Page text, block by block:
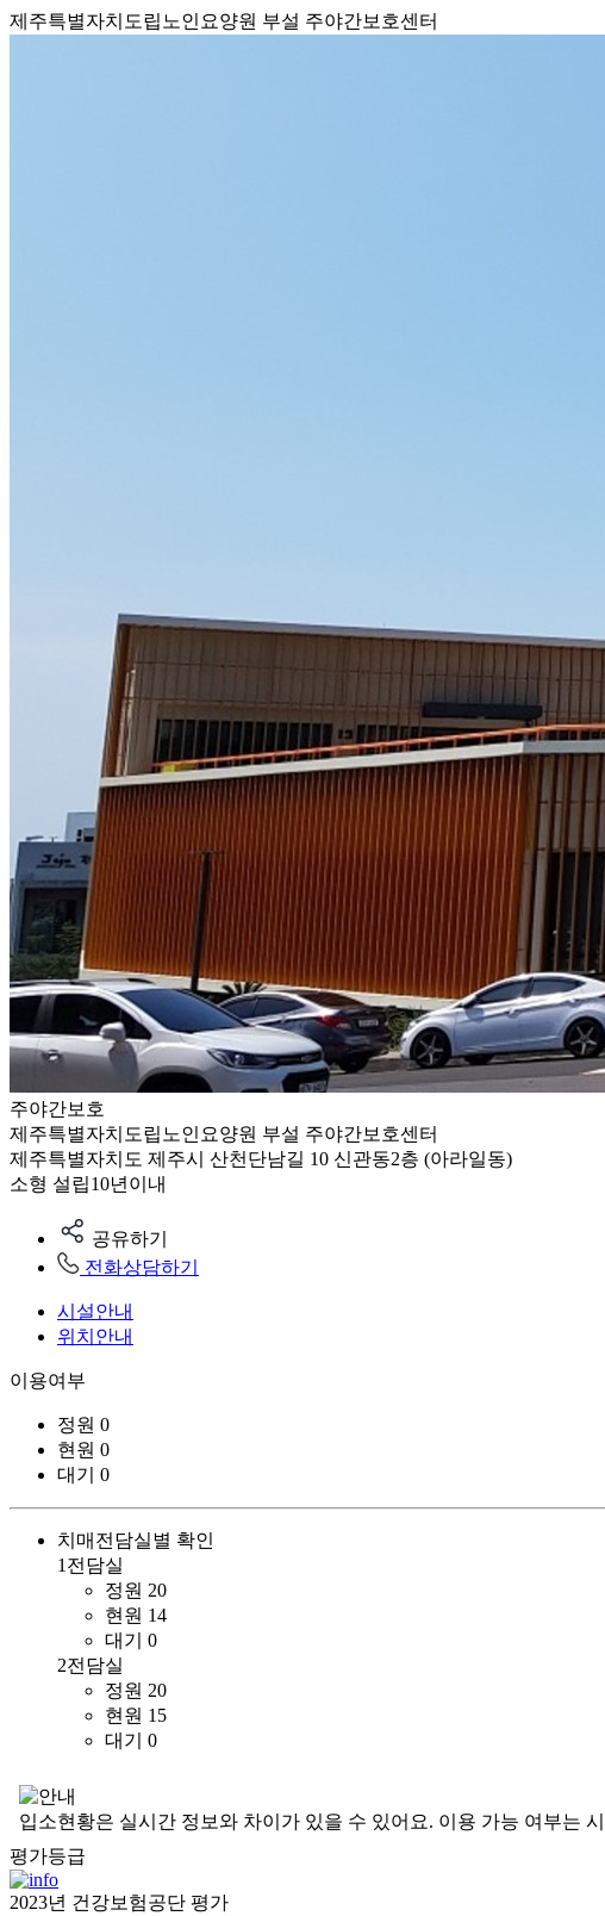
제주특별자치도립노인요양원 부설 주야간보호센터
주야간보호
제주특별자치도립노인요양원 부설 주야간보호센터
제주특별자치도 제주시 산천단남길 10 신관동2층 (아라일동)
소형 설립10년이내
공유하기
전화상담하기
시설안내
위치안내
이용여부
정원 0
현원 0
대기
0
치매전담실별 확인
1전담실
정원 20
현원 14
대기
0
2전담실
정원 20
현원 15
대기
0
입소현황은 실시간 정보와 차이가 있을 수 있어요. 이용 가능 여부는
평가등급
2023년 건강보험공단 평가